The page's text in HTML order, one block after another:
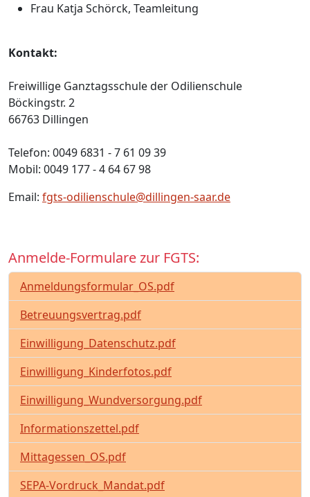
Frau Katja Schörck, Teamleitung
Kontakt:
Freiwillige Ganztagsschule der Odilienschule
Böckingstr. 2
66763 Dillingen
Telefon: 0049 6831 - 7 61 09 39
Mobil: 0049 177 - 4 64 67 98
Email: fgts-odilienschule@dillingen-saar.de
Anmelde-Formulare zur FGTS:
Anmeldungsformular_OS.pdf
Betreuungsvertrag.pdf
Einwilligung_Datenschutz.pdf
Einwilligung_Kinderfotos.pdf
Einwilligung_Wundversorgung.pdf
Informationszettel.pdf
Mittagessen_OS.pdf
SEPA-Vordruck_Mandat.pdf